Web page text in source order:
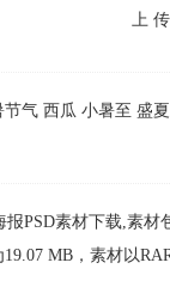
上
节气 西瓜 小暑至 盛
PSD素材下载,素材
MB，素材以